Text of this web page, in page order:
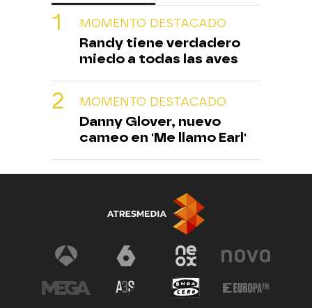
MOMENTO DESTACADO
Randy tiene verdadero
miedo a todas las aves
MOMENTO DESTACADO
Danny Glover, nuevo
cameo en 'Me llamo Earl'